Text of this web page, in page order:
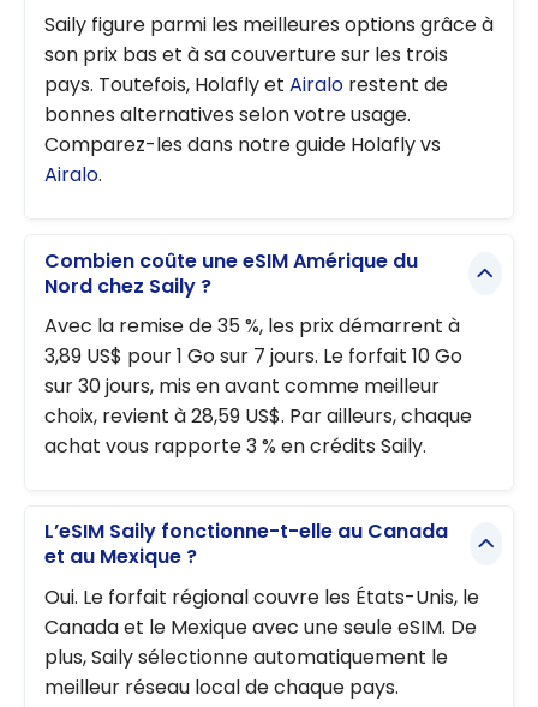
Saily figure parmi les meilleures options grâce à
son prix bas et à sa couverture sur les trois
pays. Toutefois, Holafly et Airalo restent de
bonnes alternatives selon votre usage.
Comparez-les dans notre guide Holafly vs
Airalo.
Combien coûte une eSIM Amérique du
Nord chez Saily ?
Avec la remise de 35 %, les prix démarrent à
3,89 US$ pour 1 Go sur 7 jours. Le forfait 10 Go
sur 30 jours, mis en avant comme meilleur
choix, revient à 28,59 US$. Par ailleurs, chaque
achat vous rapporte 3 % en crédits Saily.
L’eSIM Saily fonctionne-t-elle au Canada
et au Mexique ?
Oui. Le forfait régional couvre les États-Unis, le
Canada et le Mexique avec une seule eSIM. De
plus, Saily sélectionne automatiquement le
meilleur réseau local de chaque pays.